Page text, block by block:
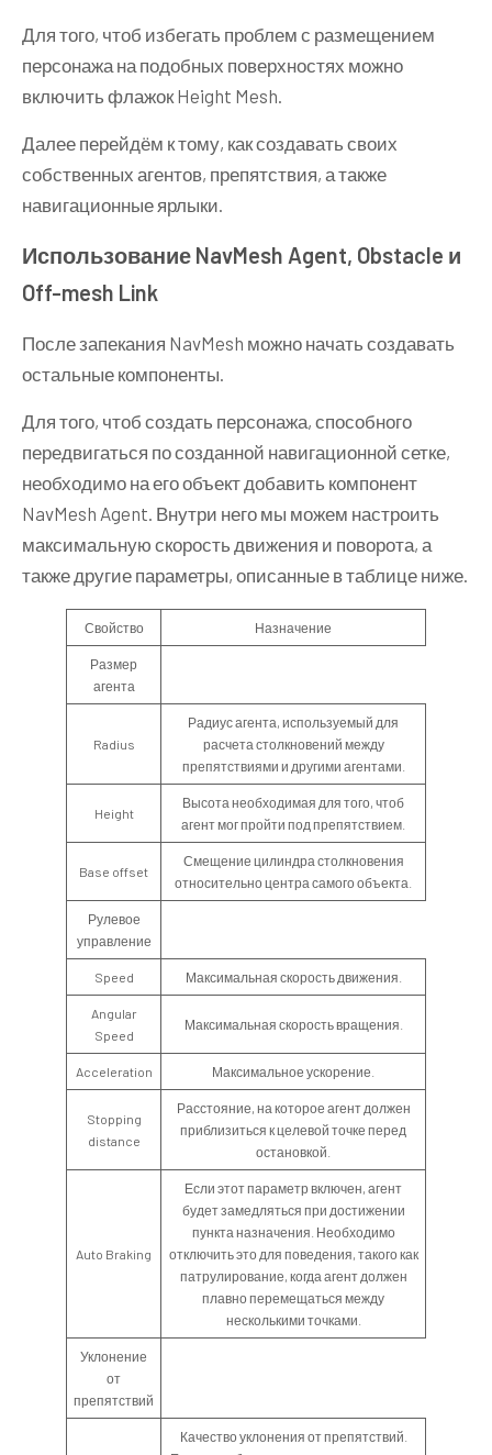
Для того, чтоб избегать проблем с размещением
персонажа на подобных поверхностях можно
включить флажок Height Mesh.
Далее перейдём к тому, как создавать своих
собственных агентов, препятствия, а также
навигационные ярлыки.
Использование NavMesh Agent, Obstacle и
Off-mesh Link
После запекания NavMesh можно начать создавать
остальные компоненты.
Для того, чтоб создать персонажа, способного
передвигаться по созданной навигационной сетке,
необходимо на его объект добавить компонент
NavMesh Agent. Внутри него мы можем настроить
максимальную скорость движения и поворота, а
также другие параметры, описанные в таблице ниже.
Свойство Назначение
Размер
агента
Radius
Радиус агента, используемый для
расчета столкновений между
препятствиями и другими агентами.
Height
Высота необходимая для того, чтоб
агент мог пройти под препятствием.
Base offset
Смещение цилиндра столкновения
относительно центра самого объекта.
Рулевое
управление
Speed Максимальная скорость движения.
Angular
Speed
Максимальная скорость вращения.
Acceleration Максимальное ускорение.
Stopping
distance
Расстояние, на которое агент должен
приблизиться к целевой точке перед
остановкой.
Auto Braking
Если этот параметр включен, агент
будет замедляться при достижении
пункта назначения. Необходимо
отключить это для поведения, такого как
патрулирование, когда агент должен
плавно перемещаться между
несколькими точками.
Уклонение
от
препятствий
Качество уклонения от препятствий.